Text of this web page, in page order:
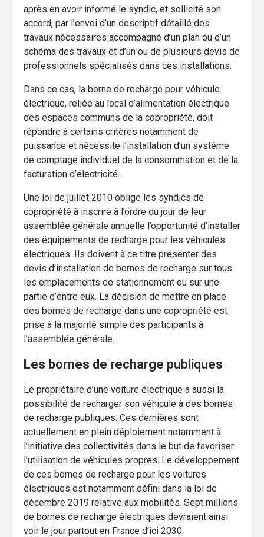
après en avoir informé le syndic, et sollicité son
accord, par l’envoi d’un descriptif détaillé des
travaux nécessaires accompagné d’un plan ou d’un
schéma des travaux et d’un ou de plusieurs devis de
professionnels spécialisés dans ces installations.
Dans ce cas, la borne de recharge pour véhicule
électrique, reliée au local d’alimentation électrique
des espaces communs de la copropriété, doit
répondre à certains critères notamment de
puissance et nécessite l’installation d’un système
de comptage individuel de la consommation et de la
facturation d’électricité.
Une loi de juillet 2010 oblige les syndics de
copropriété à inscrire à l’ordre du jour de leur
assemblée générale annuelle l’opportunité d’installer
des équipements de recharge pour les véhicules
électriques. Ils doivent à ce titre présenter des
devis d’installation de bornes de recharge sur tous
les emplacements de stationnement ou sur une
partie d’entre eux. La décision de mettre en place
des bornes de recharge dans une copropriété est
prise à la majorité simple des participants à
l’assemblée générale.
Les bornes de recharge publiques
Le propriétaire d’une voiture électrique a aussi la
possibilité de recharger son véhicule à des bornes
de recharge publiques. Ces dernières sont
actuellement en plein déploiement notamment à
l’initiative des collectivités dans le but de favoriser
l’utilisation de véhicules propres. Le développement
de ces bornes de recharge pour les voitures
électriques est notamment défini dans la loi de
décembre 2019 relative aux mobilités. Sept millions
de bornes de recharge électriques devraient ainsi
voir le jour partout en France d’ici 2030.